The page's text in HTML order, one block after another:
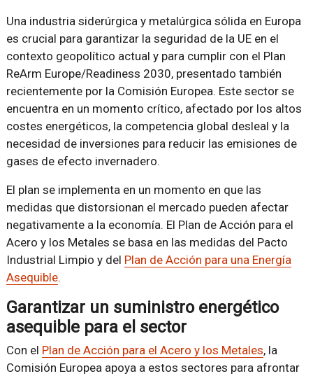
Una industria siderúrgica y metalúrgica sólida en Europa
es crucial para garantizar la seguridad de la UE en el
contexto geopolítico actual y para cumplir con el Plan
ReArm Europe/Readiness 2030, presentado también
recientemente por la Comisión Europea. Este sector se
encuentra en un momento crítico, afectado por los altos
costes energéticos, la competencia global desleal y la
necesidad de inversiones para reducir las emisiones de
gases de efecto invernadero.
El plan se implementa en un momento en que las
medidas que distorsionan el mercado pueden afectar
negativamente a la economía. El Plan de Acción para el
Acero y los Metales se basa en las medidas del Pacto
Industrial Limpio y del Plan de Acción para una Energía
Asequible.
Garantizar un suministro energético
asequible para el sector
Con el Plan de Acción para el Acero y los Metales, la
Comisión Europea apoya a estos sectores para afrontar